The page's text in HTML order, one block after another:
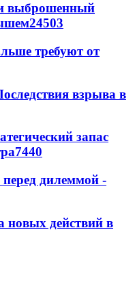
выброшенный
24503
требуют от
взрыва в
запас
7440
дилеммой -
новых действий в